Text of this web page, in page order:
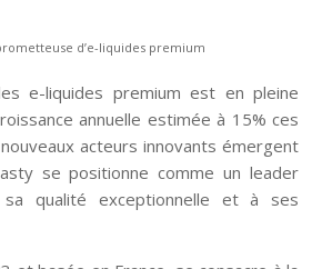
d’e-liquides premium
e-liquides premium est en pleine
annuelle estimée à 15% ces
acteurs innovants émergent
se positionne comme un leader
qualité exceptionnelle et à ses